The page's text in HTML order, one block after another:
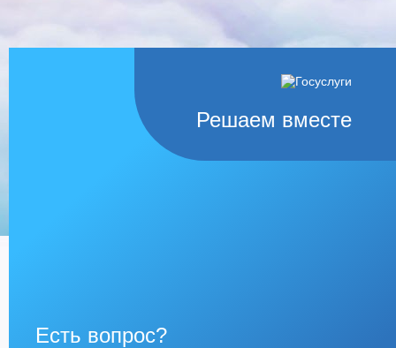
Решаем вместе
Есть вопрос?